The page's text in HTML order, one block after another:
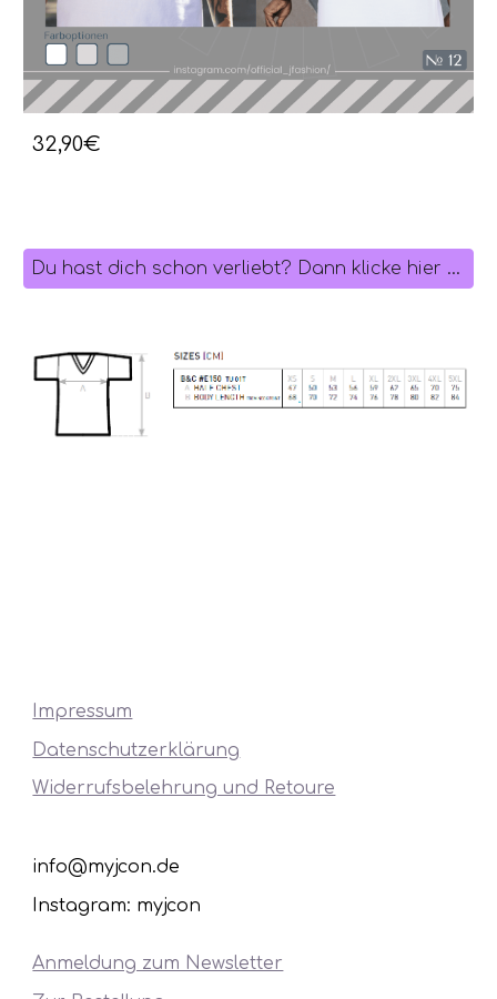
32,90€
Du hast dich schon verliebt? Dann klicke hier zum Vorbestellen
Impressum
Datenschutzerklärung
Widerrufsbelehrung und Retoure
info@myjcon.de
Instagram: myjcon
Anmeldung zum Newsletter